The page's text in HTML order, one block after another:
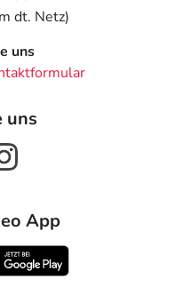
dt. Netz)
uns
uns
App